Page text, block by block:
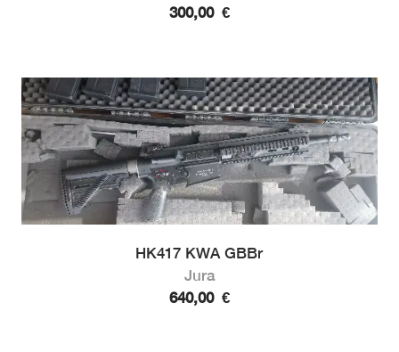
300,00 €
HK417 KWA GBBr
Jura
640,00 €